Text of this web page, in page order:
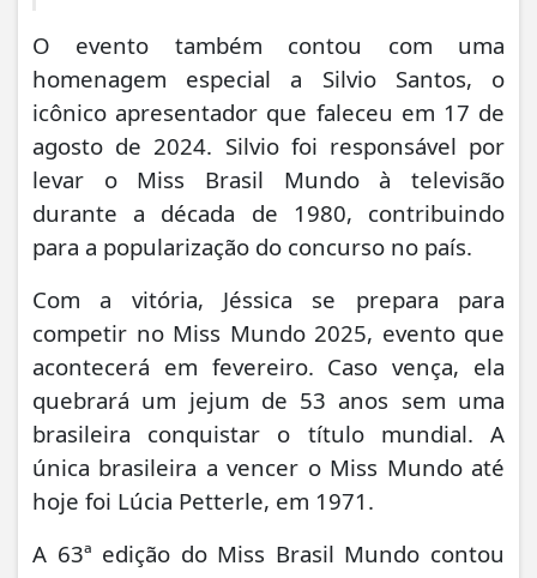
O evento também contou com uma
homenagem especial a Silvio Santos, o
icônico apresentador que faleceu em 17 de
agosto de 2024. Silvio foi responsável por
levar o Miss Brasil Mundo à televisão
durante a década de 1980, contribuindo
para a popularização do concurso no país.
Com a vitória, Jéssica se prepara para
competir no Miss Mundo 2025, evento que
acontecerá em fevereiro. Caso vença, ela
quebrará um jejum de 53 anos sem uma
brasileira conquistar o título mundial. A
única brasileira a vencer o Miss Mundo até
hoje foi Lúcia Petterle, em 1971.
A 63ª edição do Miss Brasil Mundo contou